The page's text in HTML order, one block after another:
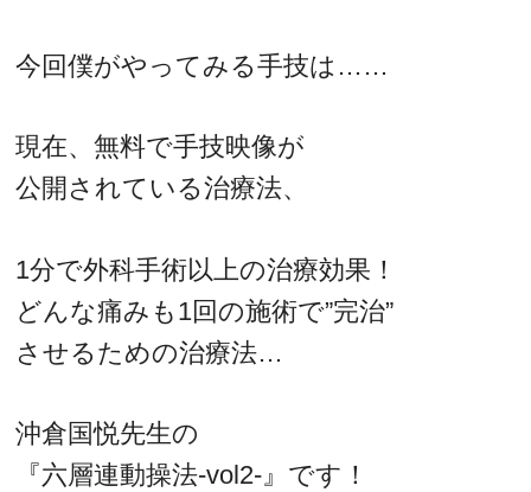
今回僕がやってみる手技は……
現在、無料で手技映像が
公開されている治療法、
1分で外科手術以上の治療効果！
どんな痛みも1回の施術で”完治”
させるための治療法…
沖倉国悦先生の
『六層連動操法-vol2-』です！